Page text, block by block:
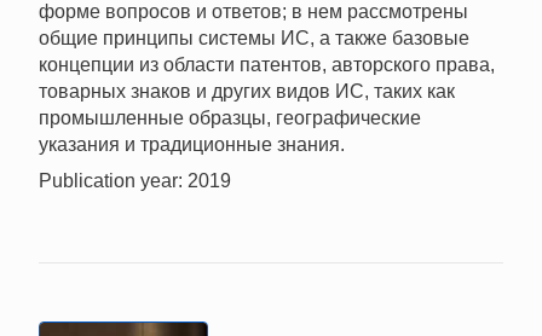
форме вопросов и ответов; в нем рассмотрены
общие принципы системы ИС, а также базовые
концепции из области патентов, авторского права,
товарных знаков и других видов ИС, таких как
промышленные образцы, географические
указания и традиционные знания.
Publication year: 2019